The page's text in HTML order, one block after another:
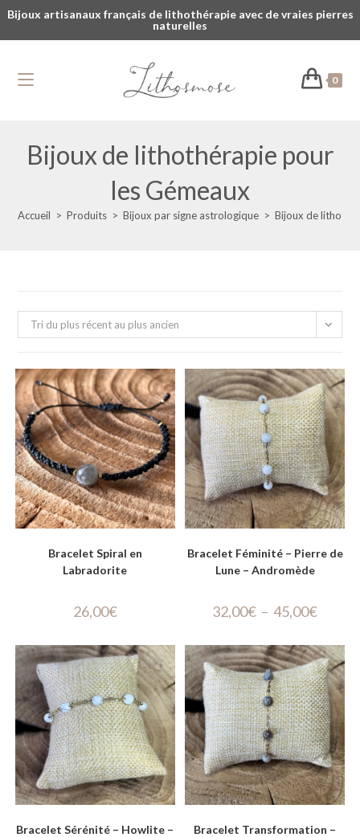
Bijoux artisanaux français de lithothérapie avec de vraies pierres
naturelles
0
Bijoux de lithothérapie pour
les Gémeaux
Accueil > Produits > Bijoux par signe astrologique > Bijoux de
Tri du plus récent au plus ancien
Bracelet Spiral en
Labradorite
26,00€
Bracelet Féminité – Pierre de
Lune – Andromède
32,00€ – 45,00€
Bracelet Sérénité – Howlite –
Bracelet Transformation –